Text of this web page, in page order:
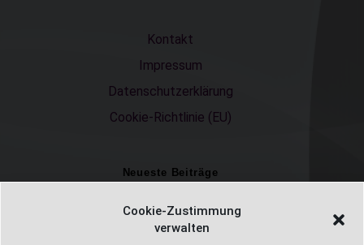
Cookie-Zustimmung
verwalten
Kontakt
Impressum
Datenschutzerklärung
Cookie-Richtlinie (EU)
Neueste Beiträge
Einschulungsfotos 2026 – ein unvergesslicher Moment
Fotostudio in Fichtelberg